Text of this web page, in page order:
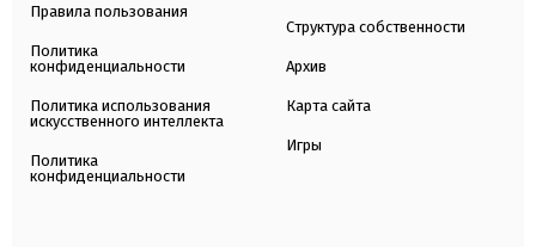
Правила пользования
Политика
конфиденциальности
Политика использования
искусственного интеллекта
Политика
конфиденциальности
Структура собственности
Архив
Карта сайта
Игры